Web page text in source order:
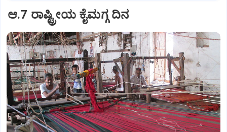
ಆ.7 ರಾಷ್ಟ್ರೀಯ ಕೈಮಗ್ಗ ದಿನ